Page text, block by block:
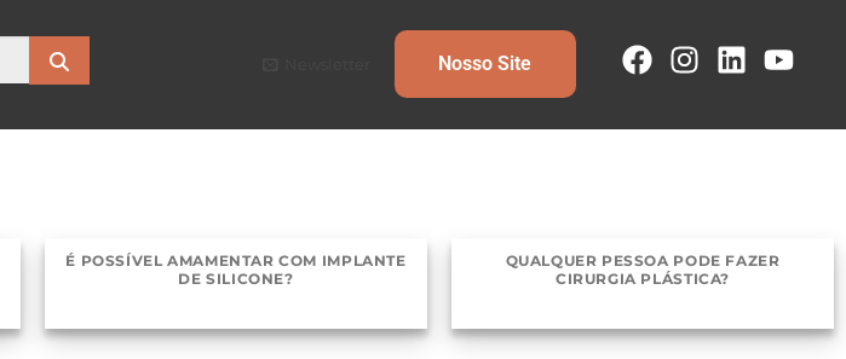
Nosso Site
É POSSÍVEL AMAMENTAR COM IMPLANTE
DE SILICONE?
QUALQUER PESSOA PODE FAZER
CIRURGIA PLÁSTICA?